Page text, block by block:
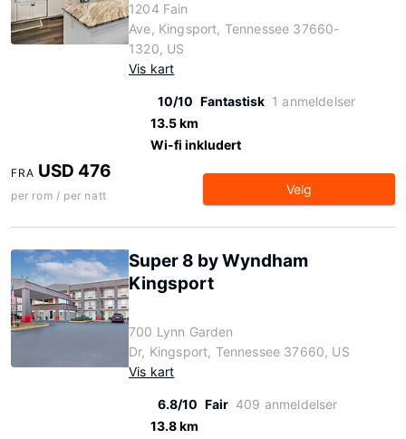
1204 Fain
Ave, Kingsport, Tennessee 37660-
1320, US
Vis kart
10/10 Fantastisk 1 anmeldelser
13.5 km
Wi-fi inkludert
FRA USD 476
per rom / per natt Velg
Super 8 by Wyndham
Kingsport
700 Lynn Garden
Dr, Kingsport, Tennessee 37660, US
Vis kart
6.8/10 Fair 409 anmeldelser
13.8 km